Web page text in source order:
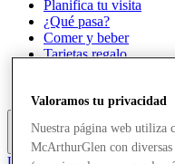
Planifica tu visita
¿Qué pasa?
Comer y beber
Tarjetas regalo
Más
Valoramos tu privacidad
Nuestra página web utiliza
McArthurGlen con diversas